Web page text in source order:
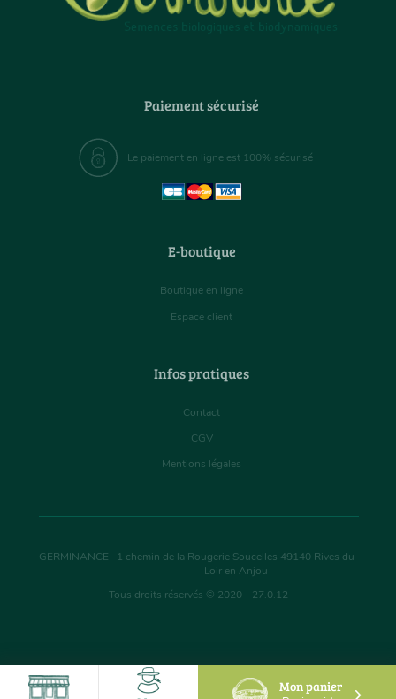
Mon panier
Paiement sécurisé
Le paiement en ligne est 100% sécurisé
E-boutique
Boutique en ligne
Espace client
Infos pratiques
Contact
CGV
Mentions légales
GERMINANCE- 1 chemin de la Rougerie Soucelles 49140 Rives du
Loir en Anjou
Tous droits réservés © 2020 - 27.0.12